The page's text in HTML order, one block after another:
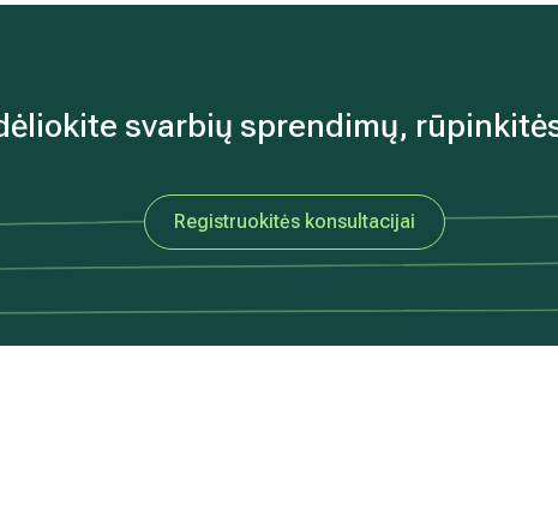
svarbių sprendimų,
Registruokitės konsultacijai